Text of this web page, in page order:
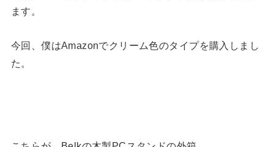
ます。
今回、僕はAmazonでクリーム色のタイプを購入しまし
た。